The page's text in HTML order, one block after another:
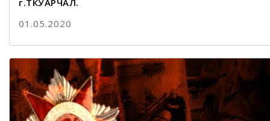
г.ТКУАРЧАЛ.
01.05.2020